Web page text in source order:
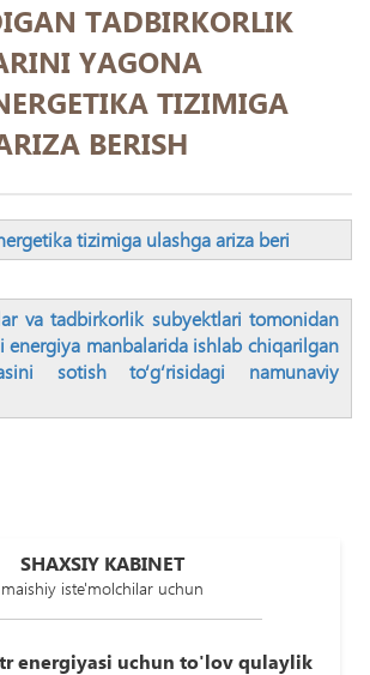
TADBIRKORLIK
YAGONA
TIZIMIGA
BERISH
tizimiga ulashga ariza beri
va tadbirkorlik subyektlari tomonidan
energiya manbalarida ishlab chiqarilgan
sotish tо‘g‘risidagi namunaviy
SHAXSIY KABINET
maishiy iste'molchilar uchun
energiyasi uchun to'lov qulaylik